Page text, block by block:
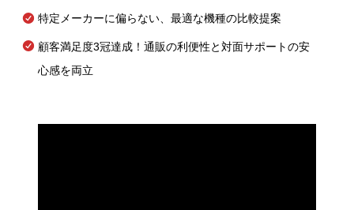
特定メーカーに偏らない、最適な機種の比較提案
顧客満足度3冠達成！通販の利便性と対面サポートの安
心感を両立